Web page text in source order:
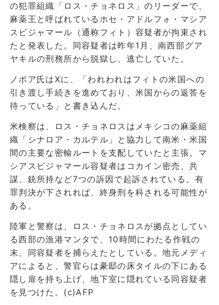
の犯罪組織「ロス・チョネロス」のリーダーで、
麻薬王と呼ばれているホセ・アドルフォ・マシア
スビジャマール（通称フィト）容疑者が拘束され
たと発表した。同容疑者は昨年1月、南西部グア
ヤキルの刑務所から脱獄し、逃亡していた。
ノボア氏はXに、「われわれはフィトの米国への
引き渡し手続きを進めており、米国からの返答を
待っている」と書き込んだ。
米検察は、ロス・チョネロスはメキシコの麻薬組
織「シナロア・カルテル」と協力して南米・米国
間の主要な密輸ルートを支配していたと主張。マ
シアスビジャマール容疑者はコカイン密売、共
謀、銃所持など7つの訴因で起訴されている。有
罪判決が下されれば、終身刑を科される可能性が
ある。
陸軍と警察は、ロス・チョネロスが拠点としてい
る西部の漁港マンタで、10時間にわたる作戦の
末、同容疑者を捕らえたとしている。地元メディ
アによると、警官らは豪邸の床タイルの下にある
隠し扉を持ち上げ、地下室に隠れている同容疑者
を見つけた。(c)AFP